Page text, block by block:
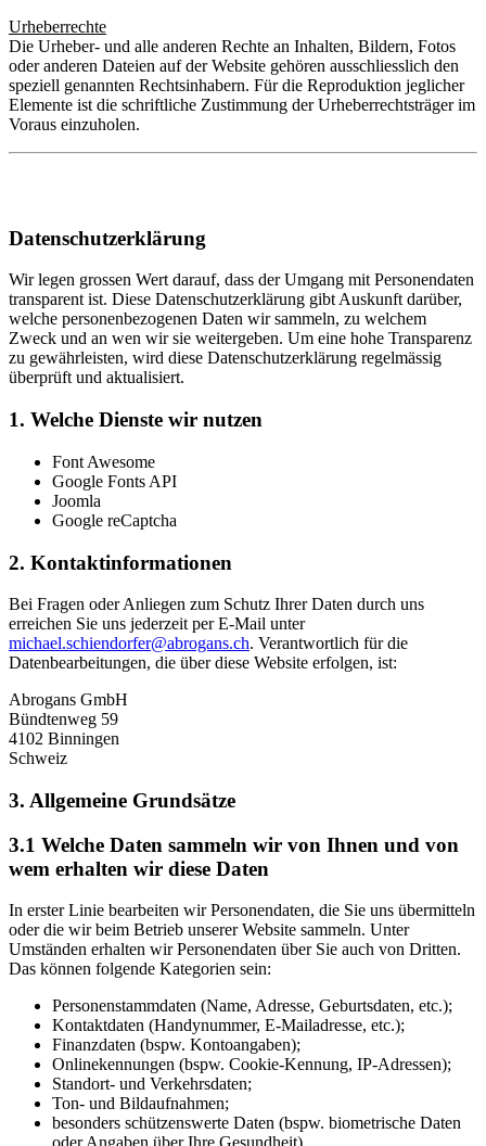
Urheberrechte
Die Urheber- und alle anderen Rechte an Inhalten, Bildern, Fotos
oder anderen Dateien auf der Website gehören ausschliesslich den
speziell genannten Rechtsinhabern. Für die Reproduktion jeglicher
Elemente ist die schriftliche Zustimmung der Urheberrechtsträger im
Voraus einzuholen.
Datenschutzerklärung
Wir legen grossen Wert darauf, dass der Umgang mit Personendaten
transparent ist. Diese Datenschutzerklärung gibt Auskunft darüber,
welche personenbezogenen Daten wir sammeln, zu welchem
Zweck und an wen wir sie weitergeben. Um eine hohe Transparenz
zu gewährleisten, wird diese Datenschutzerklärung regelmässig
überprüft und aktualisiert.
1. Welche Dienste wir nutzen
Font Awesome
Google Fonts API
Joomla
Google reCaptcha
2. Kontaktinformationen
Bei Fragen oder Anliegen zum Schutz Ihrer Daten durch uns
erreichen Sie uns jederzeit per E-Mail unter
michael.schiendorfer@abrogans.ch. Verantwortlich für die
Datenbearbeitungen, die über diese Website erfolgen, ist:
Abrogans GmbH
Bündtenweg 59
4102 Binningen
Schweiz
3. Allgemeine Grundsätze
3.1 Welche Daten sammeln wir von Ihnen und von
wem erhalten wir diese Daten
In erster Linie bearbeiten wir Personendaten, die Sie uns übermitteln
oder die wir beim Betrieb unserer Website sammeln. Unter
Umständen erhalten wir Personendaten über Sie auch von Dritten.
Das können folgende Kategorien sein:
Personenstammdaten (Name, Adresse, Geburtsdaten, etc.);
Kontaktdaten (Handynummer, E-Mailadresse, etc.);
Finanzdaten (bspw. Kontoangaben);
Onlinekennungen (bspw. Cookie-Kennung, IP-Adressen);
Standort- und Verkehrsdaten;
Ton- und Bildaufnahmen;
besonders schützenswerte Daten (bspw. biometrische Daten